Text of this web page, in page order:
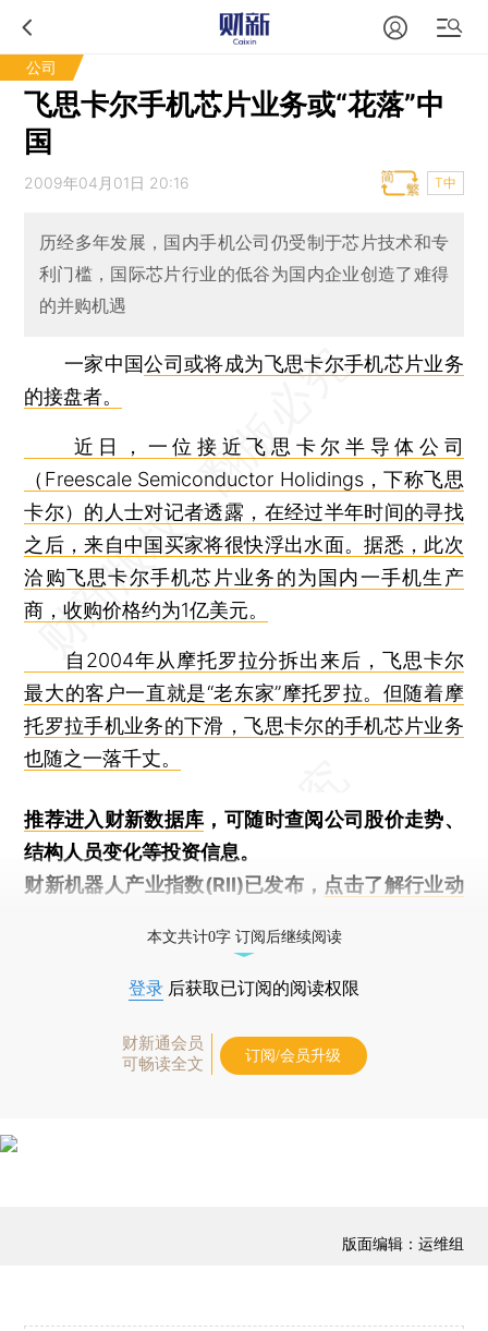
公司
飞思卡尔手机芯片业务或“花落”中
国
2009年04月01日 20:16 T中
历经多年发展，国内手机公司仍受制于芯片技术和专
利门槛，国际芯片行业的低谷为国内企业创造了难得
的并购机遇
一家中国公司或将成为飞思卡尔手机芯片业务
的接盘者。
近日，一位接近飞思卡尔半导体公司
（Freescale Semiconductor Holidings，下称飞思
卡尔）的人士对记者透露，在经过半年时间的寻找
之后，来自中国买家将很快浮出水面。据悉，此次
洽购飞思卡尔手机芯片业务的为国内一手机生产
商，收购价格约为1亿美元。
自2004年从摩托罗拉分拆出来后，飞思卡尔
最大的客户一直就是“老东家”摩托罗拉。但随着摩
托罗拉手机业务的下滑，飞思卡尔的手机芯片业务
也随之一落千丈。
推荐进入财新数据库 ，可随时查阅公司股价走势、
结构人员变化等投资信息。
财新机器人产业指数(RII)已发布， 点击了解行业动
本文共计0字 订阅后继续阅读
登录 后获取已订阅的阅读权限
财新通会员
可畅读全文
订阅/会员升级
版面编辑：运维组